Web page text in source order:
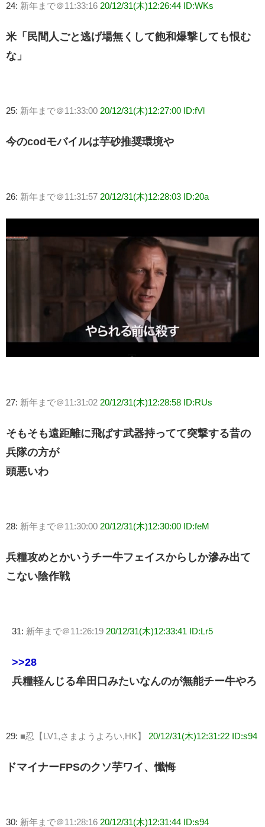
24: 新年まで＠11:33:16 20/12/31(木)12:26:44 ID:WKs
米「民間人ごと逃げ場無くして飽和爆撃しても恨む
な」
25: 新年まで＠11:33:00 20/12/31(木)12:27:00 ID:fVl
今のcodモバイルは芋砂推奨環境や
26: 新年まで＠11:31:57 20/12/31(木)12:28:03 ID:20a
27: 新年まで＠11:31:02 20/12/31(木)12:28:58 ID:RUs
そもそも遠距離に飛ばす武器持ってて突撃する昔の
兵隊の方が
頭悪いわ
28: 新年まで＠11:30:00 20/12/31(木)12:30:00 ID:feM
兵糧攻めとかいうチー牛フェイスからしか滲み出て
こない陰作戦
31: 新年まで＠11:26:19 20/12/31(木)12:33:41 ID:Lr5
>>28
兵糧軽んじる牟田口みたいなんのが無能チー牛やろ
29: ■忍【LV1,さまようよろい,HK】 20/12/31(木)12:31:22 ID:s94
ドマイナーFPSのクソ芋ワイ、懺悔
30: 新年まで＠11:28:16 20/12/31(木)12:31:44 ID:s94